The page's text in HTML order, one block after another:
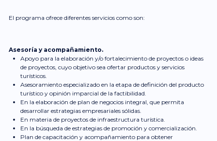
El programa ofrece diferentes servicios como son:
Asesoría y acompañamiento.
Apoyo para la elaboración y/o fortalecimiento de proyectos o ideas
de proyectos, cuyo objetivo sea ofertar productos y servicios
turísticos.
Asesoramiento especializado en la etapa de definición del producto
turístico y opinión imparcial de la factibilidad.
En la elaboración de plan de negocios integral, que permita
desarrollar estrategias empresariales sólidas.
En materia de proyectos de infraestructura turística.
En la búsqueda de estrategias de promoción y comercialización.
Plan de capacitación y acompañamiento para obtener